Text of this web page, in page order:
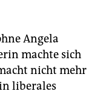
Angela
machte sich
nicht mehr
liberales